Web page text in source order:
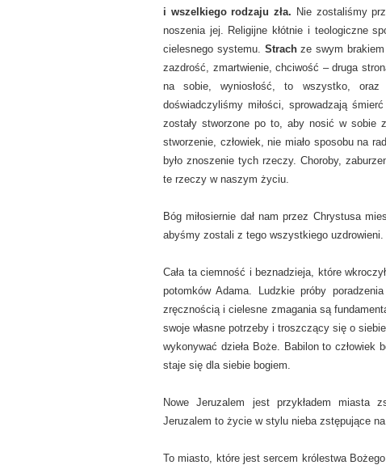
i wszelkiego rodzaju zła. Nie zostaliśmy
noszenia jej. Religijne kłótnie i teologiczne
cielesnego systemu. Strachze swym brakiem
zazdrość, zmartwienie, chciwość – druga
na sobie, wyniosłość, to wszystko,
doświadczyliśmy miłości, sprowadzają
zostały stworzone po to, aby nosić w sobie
stworzenie, człowiek, nie miało sposobu na
było znoszenie tych rzeczy. Choroby,
te rzeczy w naszym życiu.
Bóg miłosiernie dał nam przez Chrystusa
abyśmy zostali z tego wszystkiego
Cała ta ciemność i beznadzieja, które
potomków Adama. Ludzkie próby
zręcznością i cielesne zmagania są
swoje własne potrzeby i troszczący się o
wykonywać dzieła Boże. Babilon to
staje się dla siebie bogiem.
Nowe Jeruzalem jest przykładem miasta
Jeruzalem to życie w stylu nieba zstępujące
To miasto, które jest sercem królestwa